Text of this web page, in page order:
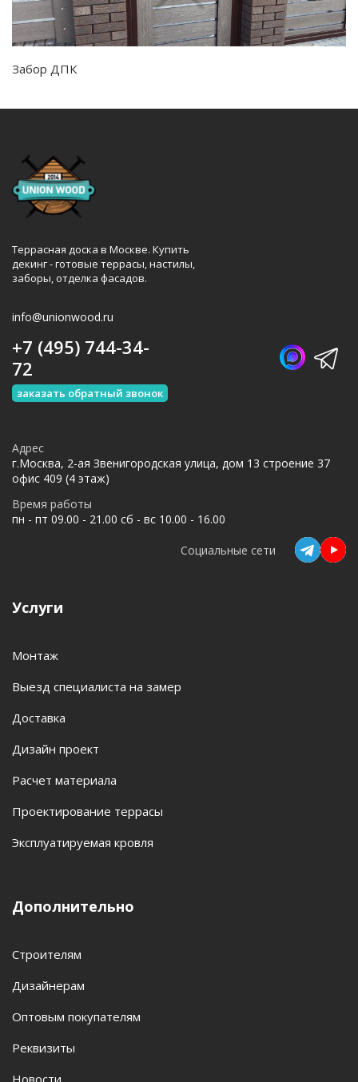
Забор ДПК
Террасная доска в Москве. Купить
декинг - готовые террасы, настилы,
заборы, отделка фасадов.
info@unionwood.ru
Услуги
Монтаж
Выезд специалиста на замер
Доставка
Дизайн проект
Расчет материала
Проектирование террасы
Эксплуатируемая кровля
Дополнительно
Строителям
Дизайнерам
Оптовым покупателям
Реквизиты
+7 (495) 744-34-
72
заказать обратный звонок
Адрес
г.Москва, 2-ая Звенигородская улица, дом 13 строение 37
офис 409 (4 этаж)
Время работы
пн - пт 09.00 - 21.00 сб - вс 10.00 - 16.00
Социальные сети